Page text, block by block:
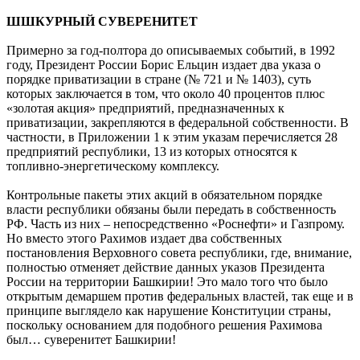
ШШКУРНЫЙ СУВЕРЕНИТЕТ
Примерно за год-полтора до описываемых событий, в 1992
году, Президент России Борис Ельцин издает два указа о
порядке приватизации в стране (№ 721 и № 1403), суть
которых заключается в том, что около 40 процентов плюс
«золотая акция» предприятий, предназначенных к
приватизации, закрепляются в федеральной собственности. В
частности, в Приложении 1 к этим указам перечисляется 28
предприятий республики, 13 из которых относятся к
топливно-энергетическому комплексу.
Контрольные пакеты этих акций в обязательном порядке
власти республики обязаны были передать в собственность
РФ. Часть из них – непосредственно «Роснефти» и Газпрому.
Но вместо этого Рахимов издает два собственных
постановления Верховного совета республики, где, внимание,
полностью отменяет действие данных указов Президента
России на территории Башкирии! Это мало того что было
открытым демаршем против федеральных властей, так еще и в
принципе выглядело как нарушение Конституции страны,
поскольку основанием для подобного решения Рахимова
был… суверенитет Башкирии!